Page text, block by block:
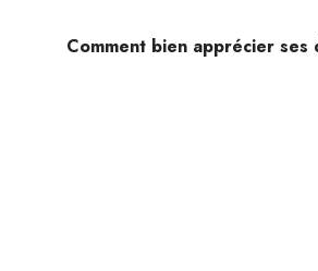
Comment bien apprécier ses